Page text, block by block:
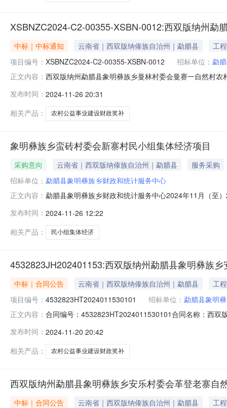
XSBNZC2024-C2-00355-XSBN-0012:西双版纳州勐
中标｜中标通知 云南省｜西双版纳傣族自治州｜勐腊县
工
项目编号： XSBNZC2024-C2-00355-XSBN-0012 招标单位： 勐
正文内容： 西双版纳州勐腊县象明彝族乡曼林村委会曼赛一自然村
供应商勐腊锦疆建筑安装工程公司;总成交金额￥
发布时间： 2024-11-26 20:31
相关产品：
农村公益事业建设财政奖补
象明彝族乡蛮砖村委会新寨村民小组集体经济项目
采购意向 云南省｜西双版纳傣族自治州｜勐腊县
服务采购
招标单位： 勐腊县象明彝族乡财政和统计服务中心
正文内容： 勐腊县象明彝族乡财政和统计服务中心2024年11月（至
称：象明彝族乡蛮砖村委会新寨村民小组集体经济项目
框架厂
发布时间： 2024-11-26 12:22
相关产品：
民小组集体经济
4532823JH202401153:西双版纳州勐腊县象明彝族
中标｜合同公告 云南省｜西双版纳傣族自治州｜勐腊县
工
项目编号： 4532823HT2024011530101 招标单位： 勐腊县象明
正文内容： 合同编号：4532823HT2024011530101合同名称：西双
版纳辉昊建筑工程有限公司所属地域：版纳州所属行业
发布时间： 2024-11-20 20:42
相关产品：
农村公益事业建设财政奖补
西双版纳州勐腊县象明彝族乡安乐村委会革登老寨自
中标｜合同公告 云南省｜西双版纳傣族自治州｜勐腊县
工